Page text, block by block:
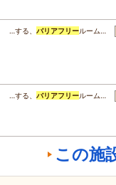
…する、 バリアフリールーム…
…する、 バリアフリールーム…
この施